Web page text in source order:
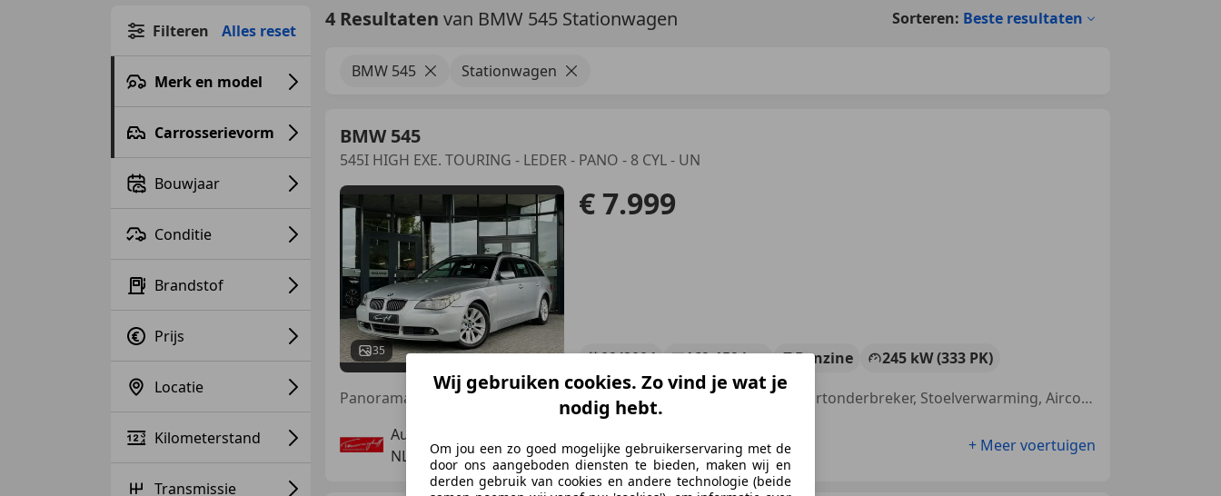
Filteren Alles reset
Merk en model
Carrosserievorm
Bouwjaar
Conditie
Brandstof
Prijs
Locatie
Kilometerstand
Transmissie
4 Resultaten van BMW 545 Stationwagen Sorteren: Beste resultaten
BMW 545 Stationwagen
BMW 545
545I HIGH EXE. TOURING - LEDER - PANO - 8 CYL - UN
35
€ 7.999
09/2004 169.159 km Benzine
245 kW (333 PK)
Panorama dak, Automatische klimaatregeling, Lederen stuurwiel, Startonderbreker, Stoelverwarming, Airconditioning, Centrale deurvergrendeling met afstandsbediening, Stuurwielverwarming
Autobedrijf Temminghoff B.V.
NL-7483 PE HAAKSBERGEN
+ Meer voertuigen
Wij gebruiken cookies. Zo vind je wat je
nodig hebt.
Om jou een zo goed mogelijke gebruikerservaring met de
door ons aangeboden diensten te bieden, maken wij en
derden gebruik van cookies en andere technologie (beide